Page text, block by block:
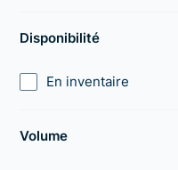
Disponibilité
En inventaire
Volume